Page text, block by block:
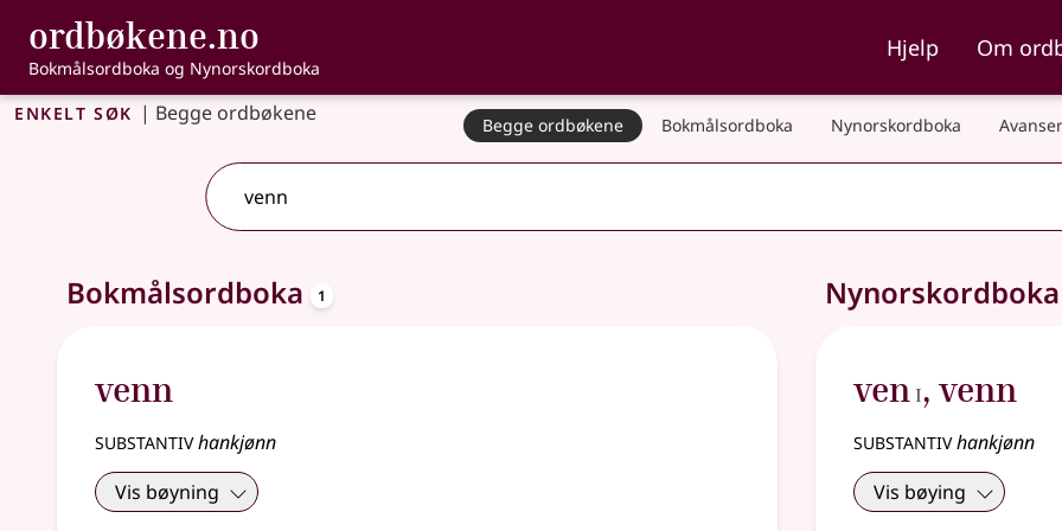
Gå til hovedinnhold
Tilgjengelighet
ordbøkene.no , Bokmålsordboka og Nynorskordboka
Bokmålsordboka og Nynorskordboka
Hjelp Om
Enkelt søk | Begge ordbøkene Begge ordbøkene Bokmålsordboka Nynorskordboka
Bokmålsordboka 1
venn
substantivhankjønn
Vis bøyning
Nynorskordboka
ven I,venn
substantivhankjønn
Vis bøying